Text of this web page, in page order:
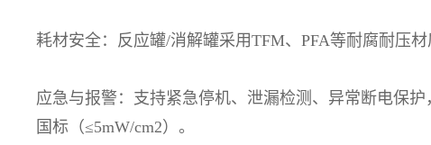
耗材安全：反应罐/消解罐采用TFM、 PFA等耐腐耐压材
应急与报警：支持紧急停机、泄漏检测、异常断电保
国标（≤5mW/cm2）。